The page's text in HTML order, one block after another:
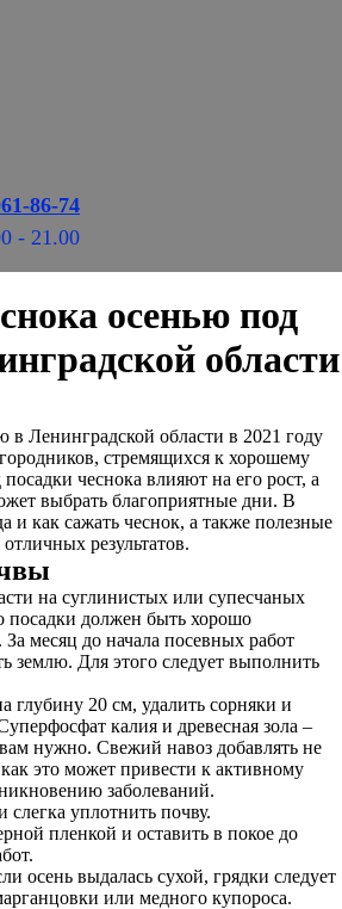
86-74
- 21.00
осенью под
области
в Ленинградской области в 2021 году
стремящихся к хорошему
чеснока влияют на его рост, а
выбрать благоприятные дни. В
и как сажать чеснок, а также полезные
результатов.
на суглинистых или супесчаных
посадки должен быть хорошо
месяц до начала посевных работ
землю. Для этого следует выполнить
глубину 20 см, удалить сорняки и
калия и древесная зола –
нужно. Свежий навоз добавлять не
это может привести к активному
заболеваний.
уплотнить почву.
пленкой и оставить в покое до
осень выдалась сухой, грядки следует
или медного купороса.